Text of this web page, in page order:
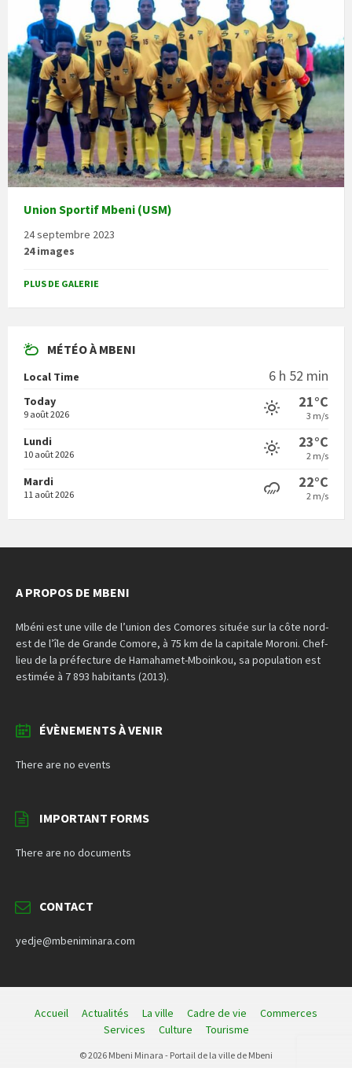
Union Sportif Mbeni (USM)
24 septembre 2023
24 images
PLUS DE GALERIE
MÉTÉO À MBENI
Local Time 6 h 52 min
Today
9 août 2026
21°C
3 m/s
Lundi
10 août 2026
23°C
2 m/s
Mardi
11 août 2026
22°C
2 m/s
A PROPOS DE MBENI
Mbéni est une ville de l’union des Comores située sur la côte nord-
est de l’île de Grande Comore, à 75 km de la capitale Moroni. Chef-
lieu de la préfecture de Hamahamet-Mboinkou, sa population est
estimée à 7 893 habitants (2013).
ÉVÈNEMENTS À VENIR
There are no events
IMPORTANT FORMS
There are no documents
CONTACT
yedje@mbeniminara.com
Accueil Actualités La ville Cadre de vie
Commerces
Services
Culture Tourisme
© 2026 Mbeni Minara - Portail de la ville de Mbeni